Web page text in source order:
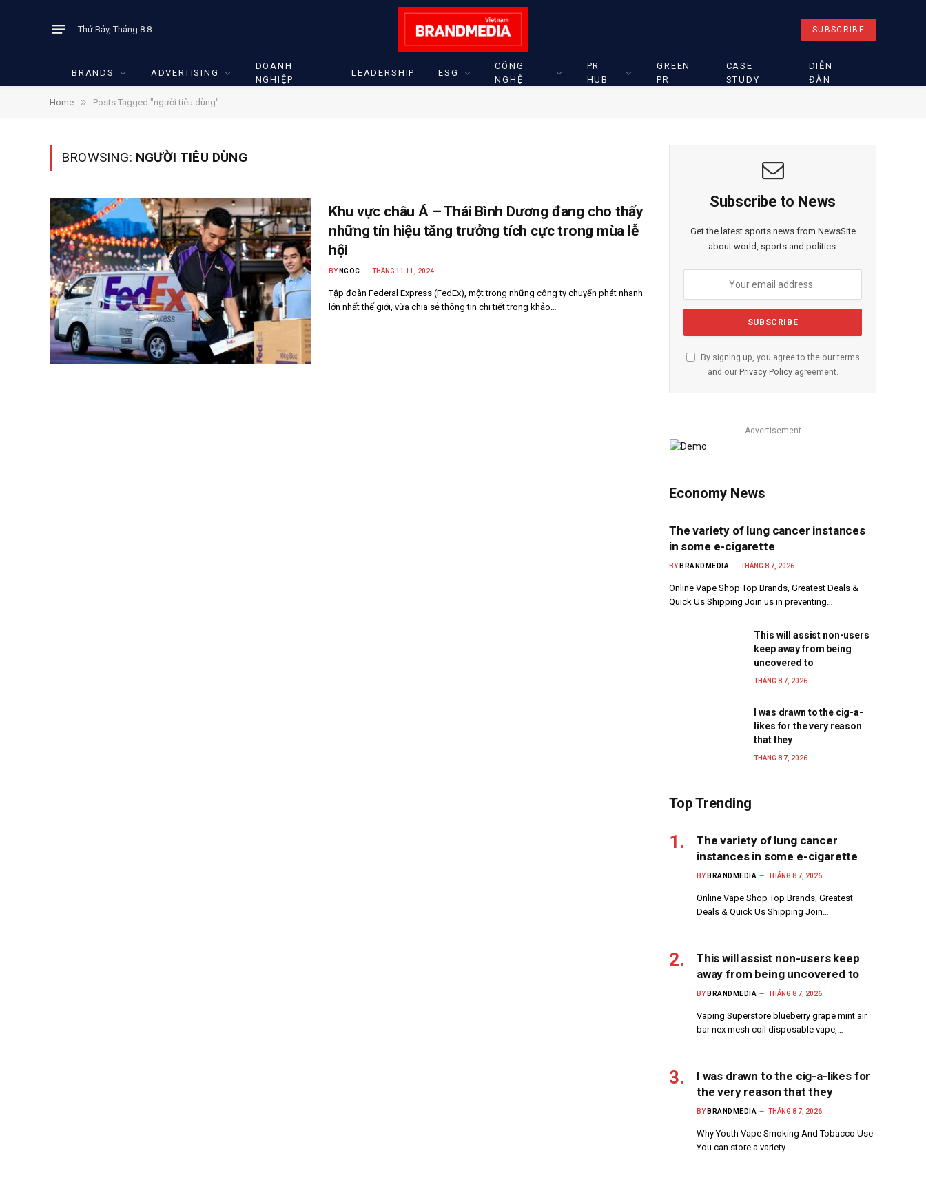
Thứ Bảy, Tháng 8 8 SUBSCRIBE
BRANDS ADVERTISING
DOANH
NGHIỆP
LEADERSHIP ESG
CÔNG
NGHỆ
PR
HUB
GREEN
PR
CASE
STUDY
DIỄN
ĐÀN
Home » Posts Tagged "người tiêu dùng"
BROWSING: NGƯỜI TIÊU DÙNG
Khu vực châu Á – Thái Bình Dương đang cho thấy
những tín hiệu tăng trưởng tích cực trong mùa lễ
hội
BY NGOC THÁNG 11 11, 2024
Tập đoàn Federal Express (FedEx), một trong những công ty chuyển phát nhanh
lớn nhất thế giới, vừa chia sẻ thông tin chi tiết trong khảo…
Subscribe to News
Get the latest sports news from NewsSite
about world, sports and politics.
By signing up, you agree to the our terms
and our Privacy Policyagreement.
Advertisement
Economy News
The variety of lung cancer instances
in some e-cigarette
BY BRANDMEDIA THÁNG 8 7, 2026
Online Vape Shop Top Brands, Greatest Deals &
Quick Us Shipping Join us in preventing…
This will assist non-users
keep away from being
uncovered to
THÁNG 8 7, 2026
I was drawn to the cig-a-
likes for the very reason
that they
THÁNG 8 7, 2026
Top Trending
The variety of lung cancer
instances in some e-cigarette
BY BRANDMEDIA THÁNG 8 7, 2026
Online Vape Shop Top Brands, Greatest
Deals & Quick Us Shipping Join…
This will assist non-users keep
away from being uncovered to
BY BRANDMEDIA THÁNG 8 7, 2026
Vaping Superstore blueberry grape mint air
bar nex mesh coil disposable vape,…
I was drawn to the cig-a-likes for
the very reason that they
BY BRANDMEDIA THÁNG 8 7, 2026
Why Youth Vape Smoking And Tobacco Use
You can store a variety…